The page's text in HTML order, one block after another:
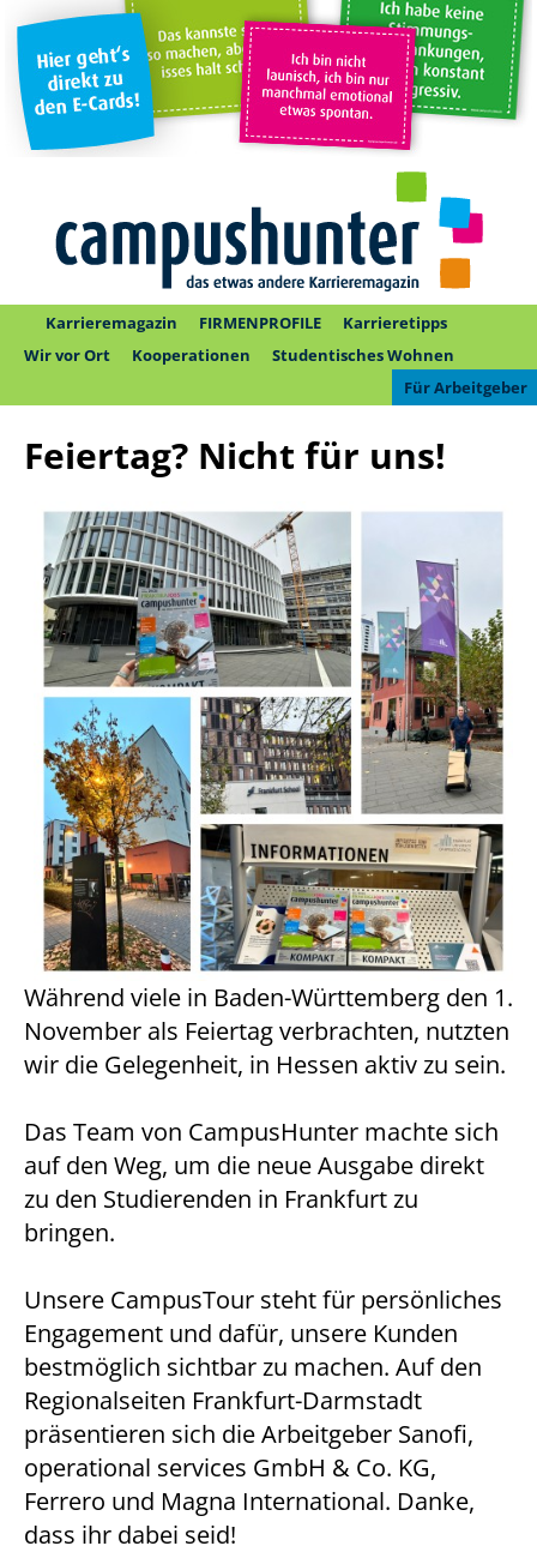
Karrieremagazin FIRMENPROFILE
Karrieretipps
Wir vor Ort
Kooperationen
Studentisches Wohnen
Für Arbeitgeber
Feiertag? Nicht für uns!
Während viele in Baden-Württemberg den 1.
November als Feiertag verbrachten, nutzten
wir die Gelegenheit, in Hessen aktiv zu sein.
Das Team von CampusHunter machte sich
auf den Weg, um die neue Ausgabe direkt
zu den Studierenden in Frankfurt zu
bringen.
Unsere CampusTour steht für persönliches
Engagement und dafür, unsere Kunden
bestmöglich sichtbar zu machen. Auf den
Regionalseiten Frankfurt-Darmstadt
präsentieren sich die Arbeitgeber Sanofi,
operational services GmbH & Co. KG,
Ferrero und Magna International. Danke,
dass ihr dabei seid!